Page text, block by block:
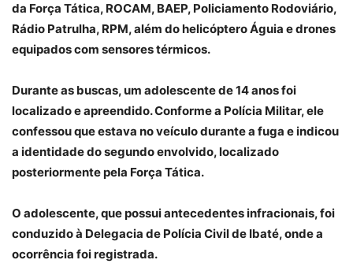
da Força Tática, ROCAM, BAEP, Policiamento Rodoviário,
Rádio Patrulha, RPM, além do helicóptero Águia e drones
equipados com sensores térmicos.
Durante as buscas, um adolescente de 14 anos foi
localizado e apreendido. Conforme a Polícia Militar, ele
confessou que estava no veículo durante a fuga e indicou
a identidade do segundo envolvido, localizado
posteriormente pela Força Tática.
O adolescente, que possui antecedentes infracionais, foi
conduzido à Delegacia de Polícia Civil de Ibaté, onde a
ocorrência foi registrada.